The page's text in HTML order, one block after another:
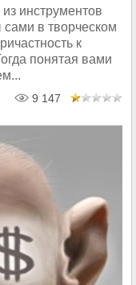
инструментов
в творческом
к
понятая вами
9 147